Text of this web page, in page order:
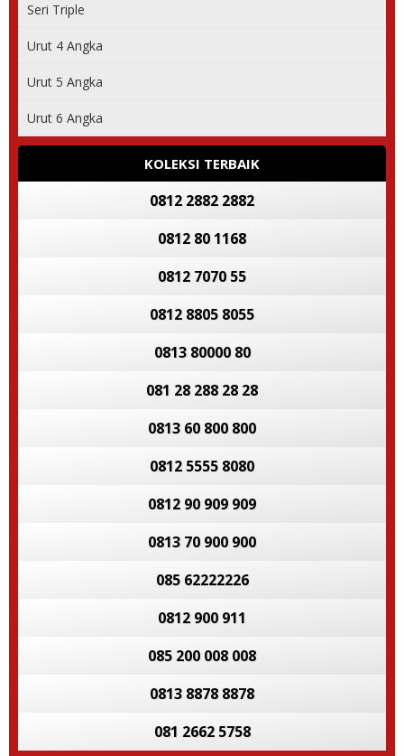
Seri Triple
Urut 4 Angka
Urut 5 Angka
Urut 6 Angka
KOLEKSI TERBAIK
0812 2882 2882
0812 80 1168
0812 7070 55
0812 8805 8055
0813 80000 80
081 28 288 28 28
0813 60 800 800
0812 5555 8080
0812 90 909 909
0813 70 900 900
085 62222226
0812 900 911
085 200 008 008
0813 8878 8878
081 2662 5758